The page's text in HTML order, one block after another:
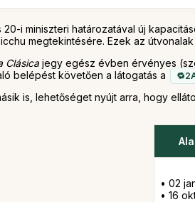
20-i miniszteri határozatával új
megtekintésére. Ezek az
Clásicajegy egész évben érvényes
belépést követően a látogatás a
is, lehetőséget nyújt arra, hogy
• 02
• 16